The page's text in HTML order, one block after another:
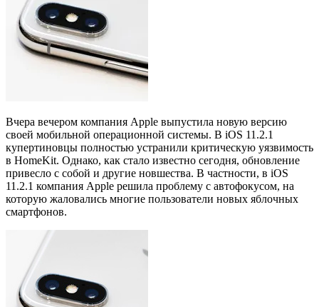
Вчера вечером компания Apple выпустила новую версию
своей мобильной операционной системы. В iOS 11.2.1
купертиновцы полностью устранили критическую уязвимость
в HomeKit. Однако, как стало известно сегодня, обновление
привесло с собой и другие новшества. В частности, в iOS
11.2.1 компания Apple решила проблему с автофокусом, на
которую жаловались многие пользователи новых яблочных
смартфонов.